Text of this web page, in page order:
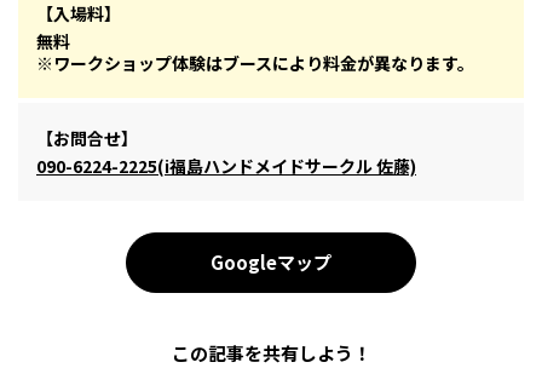
【入場料】
無料
※ワークショップ体験はブースにより料金が異なります。
【お問合せ】
090-6224-2225(i福島ハンドメイドサークル 佐藤)
Googleマップ
この記事を共有しよう！